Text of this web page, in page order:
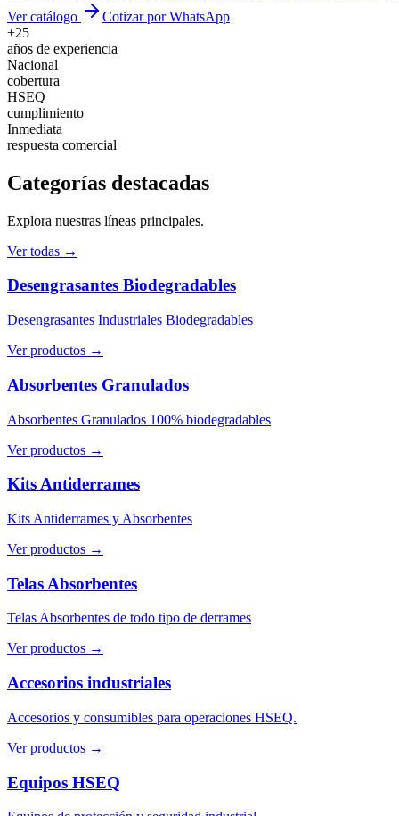
Ver catálogo
Cotizar por WhatsApp
+25
años de experiencia
Nacional
cobertura
HSEQ
cumplimiento
Inmediata
respuesta comercial
Categorías destacadas
Explora nuestras líneas principales.
Ver todas →
Desengrasantes Biodegradables
Desengrasantes Industriales Biodegradables
Ver productos →
Absorbentes Granulados
Absorbentes Granulados 100% biodegradables
Ver productos →
Kits Antiderrames
Kits Antiderrames y Absorbentes
Ver productos →
Telas Absorbentes
Telas Absorbentes de todo tipo de derrames
Ver productos →
Accesorios industriales
Accesorios y consumibles para operaciones HSEQ.
Ver productos →
Equipos HSEQ